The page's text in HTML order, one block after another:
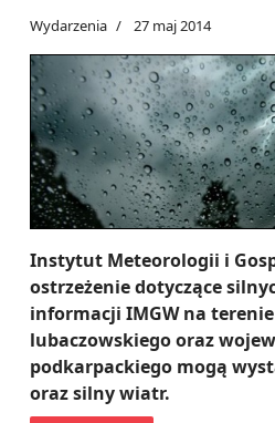
Wydarzenia 27 maj 2014
Instytut Meteorologii i
ostrzeżenie dotyczące
informacji IMGW na
lubaczowskiego oraz
podkarpackiego mogą
oraz silny wiatr.